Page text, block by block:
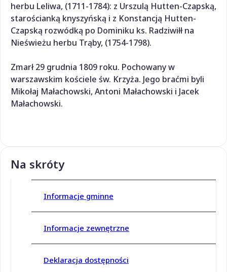
herbu Leliwa, (1711-1784): z Urszulą Hutten-Czapską,
starościanką knyszyńską i z Konstancją Hutten-
Czapską rozwódką po Dominiku ks. Radziwiłł na
Nieświeżu herbu Trąby, (1754-1798).
Zmarł 29 grudnia 1809 roku. Pochowany w
warszawskim kościele św. Krzyża. Jego braćmi byli
Mikołaj Małachowski, Antoni Małachowski i Jacek
Małachowski.
Na skróty
Informacje gminne
Informacje zewnętrzne
Deklaracja dostępności